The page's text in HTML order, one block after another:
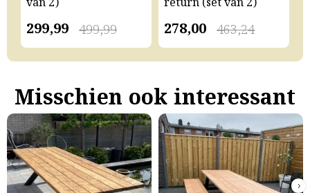
van 2)
499,99
299,99
return (set van 2)
463,24
278,00
Misschien ook interessant
›